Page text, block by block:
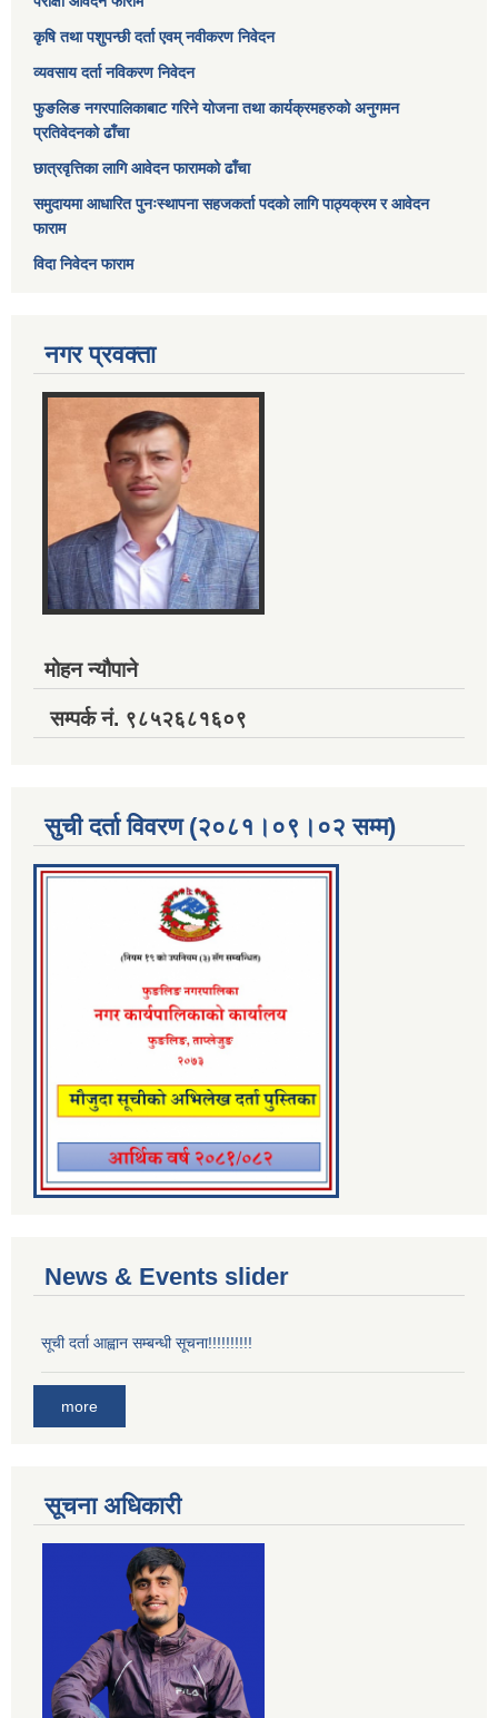
कृषि तथा पशुपन्छी दर्ता एवम् नवीकरण निवेदन
व्यवसाय दर्ता नविकरण निवेदन
फुङलिङ नगरपालिकाबाट गरिने योजना तथा कार्यक्रमहरुको अनुगमन
प्रतिवेदनको ढाँचा
छात्रवृत्तिका लागि आवेदन फारामको ढाँचा
समुदायमा आधारित पुनःस्थापना सहजकर्ता पदको लागि पाठ्यक्रम र आवेदन
फाराम
विदा निवेदन फाराम
नगर प्रवक्ता
मोहन न्यौपाने
सम्पर्क नं. ९८५२६८१६०९
सुची दर्ता विवरण (२०८१।०९।०२ सम्म)
News & Events slider
सूची दर्ता आह्वान सम्बन्धी सूचना!!!!!!!!!!
more
सूचना अधिकारी